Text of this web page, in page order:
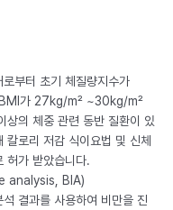
부터 초기 체질량지수가
가 27kg/m² ~30kg/m²
상의 체중 관련 동반 질환이 있
로리 저감 식이요법 및 신체
허가 받았습니다.
analysis, BIA)
결과를 사용하여 비만을 진